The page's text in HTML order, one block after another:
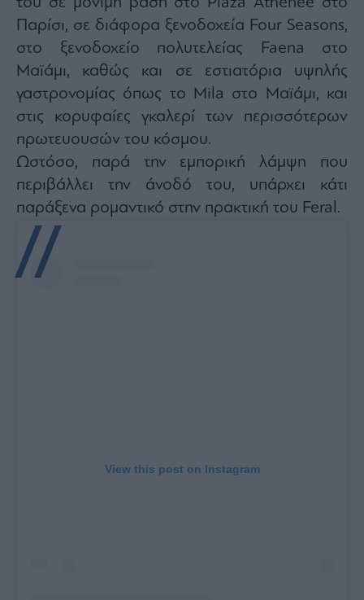
Παρίσι, σε διάφορα ξενοδοχεία Four Seasons,
στο ξενοδοχείο πολυτελείας Faena στο
Μαϊάμι, καθώς και σε εστιατόρια υψηλής
γαστρονομίας όπως το Mila στο Μαϊάμι, και
στις κορυφαίες γκαλερί των περισσότερων
πρωτευουσών του κόσμου.
Ωστόσο, παρά την εμπορική λάμψη που
περιβάλλει την άνοδό του, υπάρχει κάτι
παράξενα ρομαντικό στην πρακτική του Feral.
View this post on Instagram